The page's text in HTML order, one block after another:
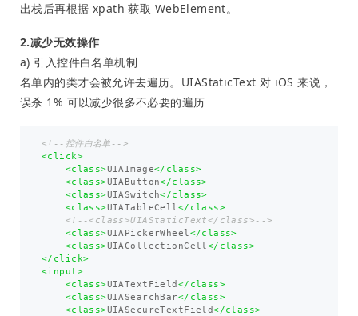
出栈后再根据 xpath 获取 WebElement。
2.减少无效操作
a) 引入控件白名单机制
名单内的类才会被允许去遍历。UIAStaticText 对 iOS 来说，
误杀 1% 可以减少很多不必要的遍历
<!--控件白名单-->
<click>
<class>UIAImage</class>
<class>UIAButton</class>
<class>UIASwitch</class>
<class>UIATableCell</class>
<!--<class>UIAStaticText</class>-->
<class>UIAPickerWheel</class>
<class>UIACollectionCell</class>
</click>
<input>
<class>UIATextField </class>
<class>UIASearchBar</class>
<class>UIASecureTextField</class>